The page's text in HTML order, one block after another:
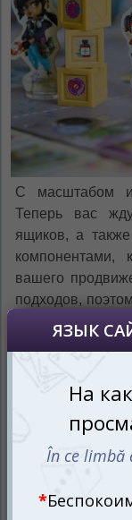
С масштабом
Теперь вас
ящиков, а
компонентами,
вашего
подходов,
свои усилия,
Игра Зомби в
более
каждая партия
14